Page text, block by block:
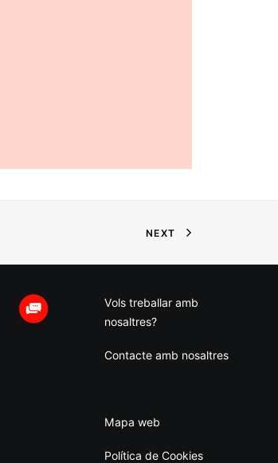
NEXT
Vols treballar amb
nosaltres?
Contacte amb nosaltres
Mapa web
Política de Cookies